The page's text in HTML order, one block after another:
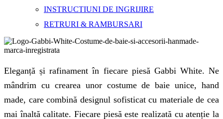
INSTRUCTIUNI DE INGRIJIRE
RETRURI & RAMBURSARI
Eleganță și rafinament în fiecare piesă Gabbi White. Ne
mândrim cu crearea unor costume de baie unice, hand
made, care combină designul sofisticat cu materiale de cea
mai înaltă calitate. Fiecare piesă este realizată cu atenție la